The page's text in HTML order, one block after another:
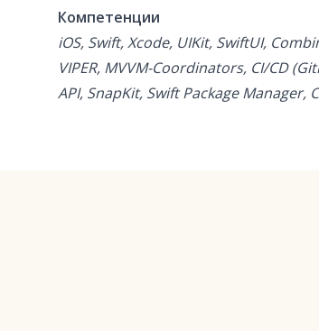
Компетенции
iOS, Swift, Xcode, UIKit, SwiftUI,
VIPER, MVVM-Coordinators, CI/CD
API, SnapKit, Swift Package